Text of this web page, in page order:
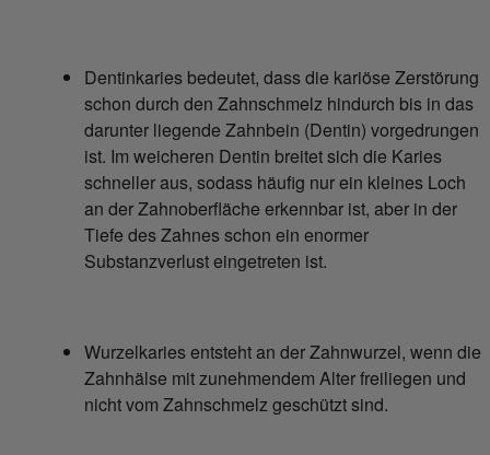
Dentinkaries bedeutet, dass die kariöse Zerstörung
schon durch den Zahnschmelz hindurch bis in das
darunter liegende Zahnbein (Dentin) vorgedrungen
ist. Im weicheren Dentin breitet sich die Karies
schneller aus, sodass häufig nur ein kleines Loch
an der Zahnoberfläche erkennbar ist, aber in der
Tiefe des Zahnes schon ein enormer
Substanzverlust eingetreten ist.
Wurzelkaries entsteht an der Zahnwurzel, wenn die
Zahnhälse mit zunehmendem Alter freiliegen und
nicht vom Zahnschmelz geschützt sind.